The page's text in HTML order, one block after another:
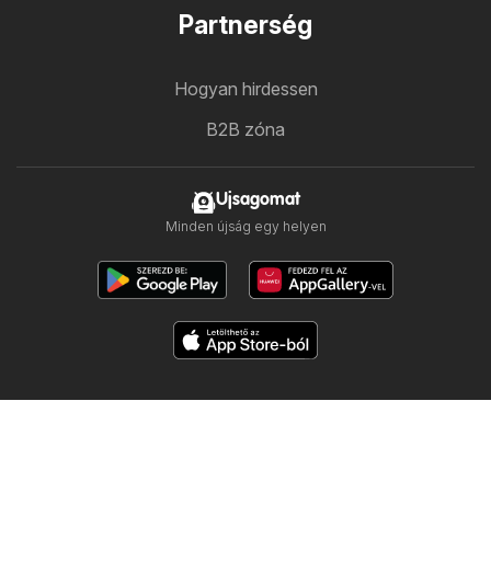
Partnerség
Hogyan hirdessen
B2B zóna
Ujsagomat
Minden újság egy helyen